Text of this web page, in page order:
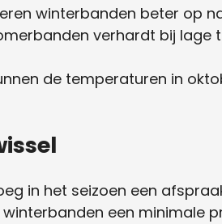
winterbanden beter op
verhardt bij lage
de temperaturen in
in het seizoen een
een minimale